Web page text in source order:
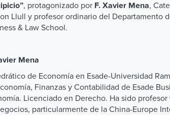
, protagonizado por F. Xavier Mena,
Llull y profesor ordinario del Departamento
& Law School.
Mena
de Economía en Esade-Universidad
Finanzas y Contabilidad de Esade
Licenciado en Derecho. Ha sido
particularmente de la China-Europe